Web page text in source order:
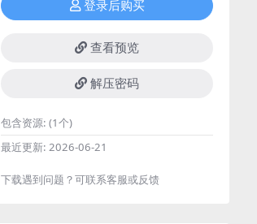
登录后购买
查看预览
解压密码
包含资源: (1个)
最近更新: 2026-06-21
下载遇到问题？可联系客服或反馈